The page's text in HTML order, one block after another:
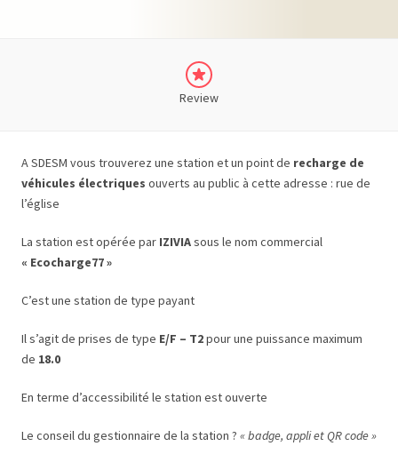
Review
A SDESM vous trouverez une station et un point de recharge de
véhicules électriques ouverts au public à cette adresse : rue de
l’église
La station est opérée par IZIVIAsous le nom commercial
« Ecocharge77 »
C’est une station de type payant
Il s’agit de prises de type E/F – T2pour une puissance maximum
de 18.0
En terme d’accessibilité le station est ouverte
Le conseil du gestionnaire de la station ? « badge, appli et QR code »